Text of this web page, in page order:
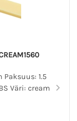
1.5
Väri: cream